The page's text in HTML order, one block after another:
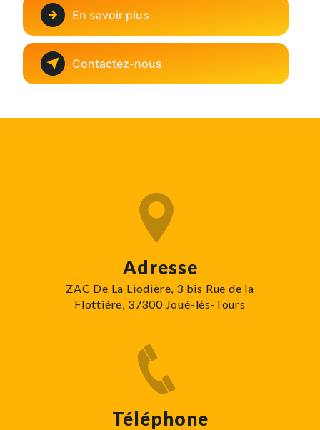
En savoir plus
Contactez-nous
Adresse
ZAC De La Liodière, 3 bis Rue de la
Flottière, 37300 Joué-lès-Tours
Téléphone